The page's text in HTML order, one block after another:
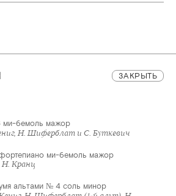
ЗАКРЫТЬ
ми-бемоль мажор
Н. Шиферблат и С. Буткевич
ми-бемоль мажор
Н. Кранц
альтами № 4 соль минор